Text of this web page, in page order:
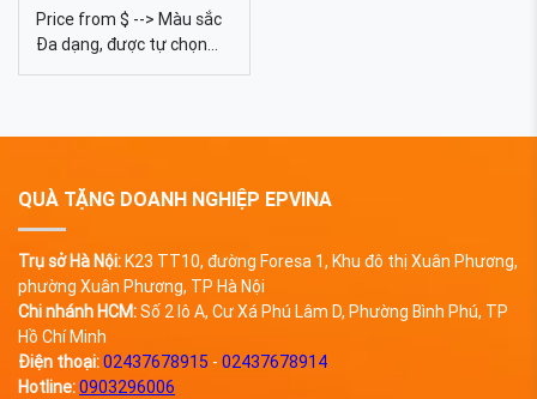
Price from $ --> Màu sắc
Đa dạng, được tự chọn
màu sắc Quy cách In lưới
QUÀ TẶNG DOANH NGHIỆP EPVINA
Trụ sở Hà Nội:K23 TT10, đường Foresa 1, Khu đô thị Xuân Phương,
phường Xuân Phương, TP Hà Nội
Chi nhánh HCM:Số 2 lô A, Cư Xá Phú Lâm D, Phường Bình Phú, TP
Hồ Chí Minh
Điện thoại:02437678915 - 02437678914
Hotline:0903296006